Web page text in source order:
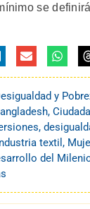
se
y
,
,
textil ,
del